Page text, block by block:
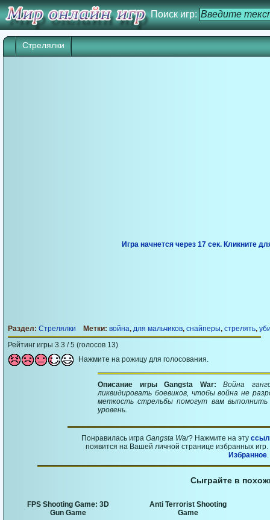
Поиск игр:
Стрелялки
Игра начнется через 17 сек. Кликните
Раздел: Стрелялки Метки: война, для мальчиков, снайперы, стрелять,
Рейтинг игры 3.3 / 5 (голосов 13)
Нажмите на рожицу для голосования.
Описание игры Gangsta War:Война
ликвидировать боевиков, чтобы война не
меткость стрельбы помогут вам
уровень.
Понравилась игра Gangsta War? Нажмите на эту
появится на Вашей личной странице избранных
Избранное.
Сыграйте в
FPS Shooting Game: 3D
Gun Game
Anti Terrorist Shooting
Game